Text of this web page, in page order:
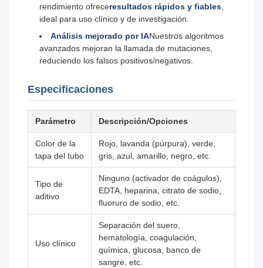
rendimiento ofreceresultados rápidos y fiables,
ideal para uso clínico y de investigación.
Análisis mejorado por IANuestros algoritmos
avanzados mejoran la llamada de mutaciones,
reduciendo los falsos positivos/negativos.
Especificaciones
Parámetro Descripción/Opciones
Color de la
tapa del tubo
Rojo, lavanda (púrpura), verde,
gris, azul, amarillo, negro, etc.
Tipo de
aditivo
Ninguno (activador de coágulos),
EDTA, heparina, citrato de sodio,
fluoruro de sodio, etc.
Uso clínico
Separación del suero,
hematología, coagulación,
química, glucosa, banco de
sangre, etc.